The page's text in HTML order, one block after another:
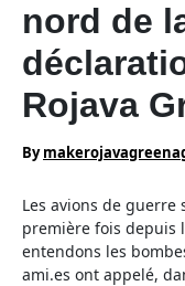
nord de
Rojava
By
Les avions de guerre
première fois depuis
entendons les
ami.es ont appelé,